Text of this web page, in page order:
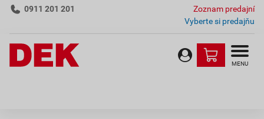
0911 201 201
Zoznam predajní
Vyberte si predajňu
MENU